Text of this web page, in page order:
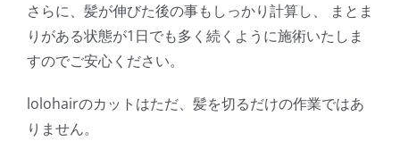
さらに、髪が伸びた後の事もしっかり計算し、 まとま
りがある状態が1日でも多く続くように施術いたしま
すのでご安心ください。
lolohairのカットはただ、髪を切るだけの作業ではあ
りません。